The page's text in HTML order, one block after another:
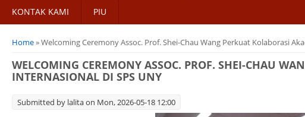
KONTAK KAMI PIU
You are here
Home» Welcoming Ceremony Assoc. Prof. Shei-Chau Wang Perkuat Kolaborasi
WELCOMING CEREMONY ASSOC. PROF. SHEI-CHAU
INTERNASIONAL DI SPS UNY
Submitted by lalitaon Mon, 2026-05-18 12:00